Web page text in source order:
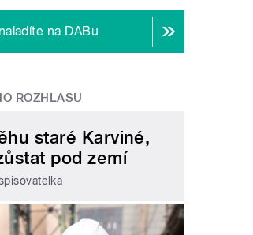
na DABu
ROZHLASU
staré Karviné,
pod zemí